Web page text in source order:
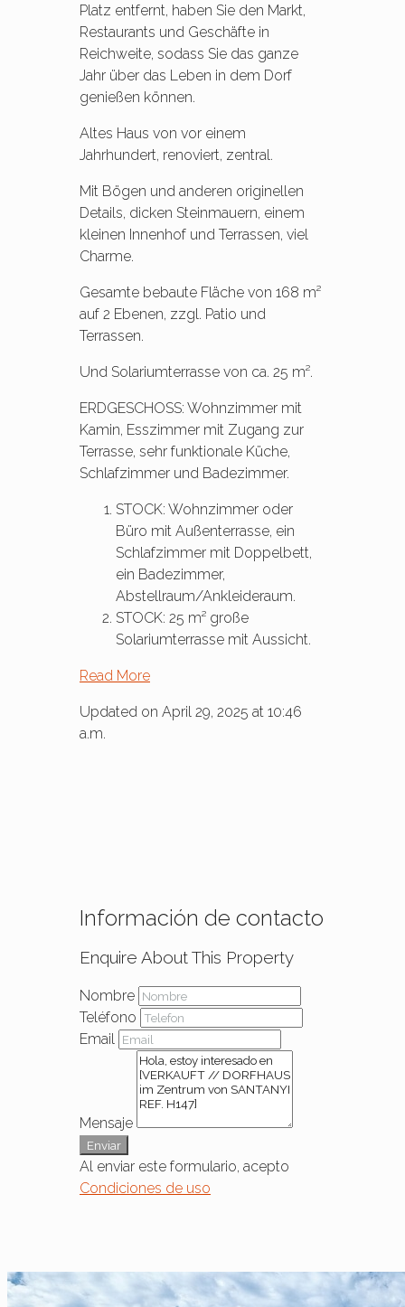
Platz entfernt, haben Sie den Markt,
Restaurants und Geschäfte in
Reichweite, sodass Sie das ganze
Jahr über das Leben in dem Dorf
genießen können.
Altes Haus von vor einem
Jahrhundert, renoviert, zentral.
Mit Bögen und anderen originellen
Details, dicken Steinmauern, einem
kleinen Innenhof und Terrassen, viel
Charme.
Gesamte bebaute Fläche von 168 m²
auf 2 Ebenen, zzgl. Patio und
Terrassen.
Und Solariumterrasse von ca. 25 m².
ERDGESCHOSS: Wohnzimmer mit
Kamin, Esszimmer mit Zugang zur
Terrasse, sehr funktionale Küche,
Schlafzimmer und Badezimmer.
STOCK: Wohnzimmer oder
Büro mit Außenterrasse, ein
Schlafzimmer mit Doppelbett,
ein Badezimmer,
Abstellraum/Ankleideraum.
STOCK: 25 m² große
Solariumterrasse mit Aussicht.
Read More
Updated on April 29, 2025 at 10:46
a.m.
Información de contacto
Enquire About This Property
Nombre
Teléfono
Email
Mensaje
Enviar
Al enviar este formulario, acepto
Condiciones de uso